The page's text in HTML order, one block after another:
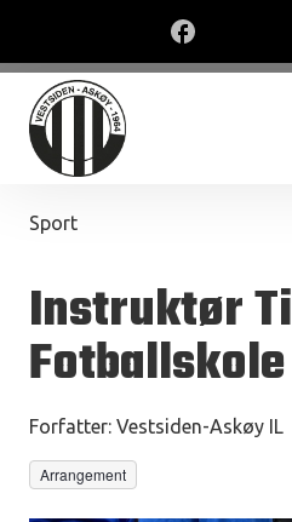
Sport
Instruktør
Forfatter: Vestsiden-Askøy IL
Arrangement